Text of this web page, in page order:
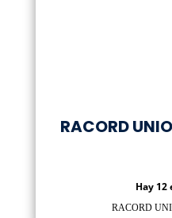
RACORD
Hay 12
RACORD